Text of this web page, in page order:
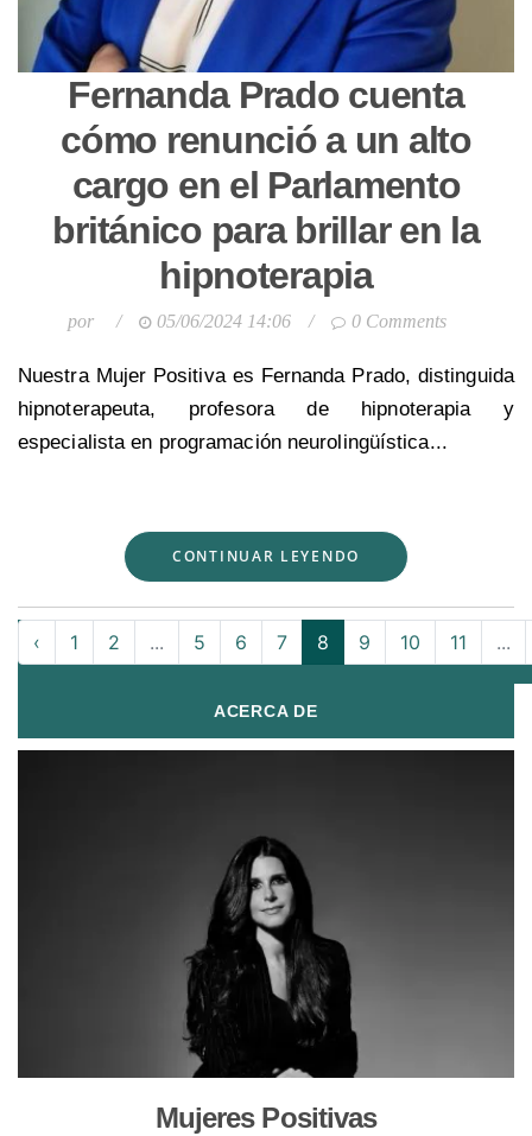
Fernanda Prado cuenta
cómo renunció a un alto
cargo en el Parlamento
británico para brillar en la
hipnoterapia
por / 05/06/2024 14:06 / 0 Comments
Nuestra Mujer Positiva es Fernanda Prado, distinguida
hipnoterapeuta, profesora de hipnoterapia y
especialista en programación neurolingüística...
CONTINUAR LEYENDO
‹ 1 2 ... 5 6 7 8 9 10 11 ...
ACERCA DE
Mujeres Positivas